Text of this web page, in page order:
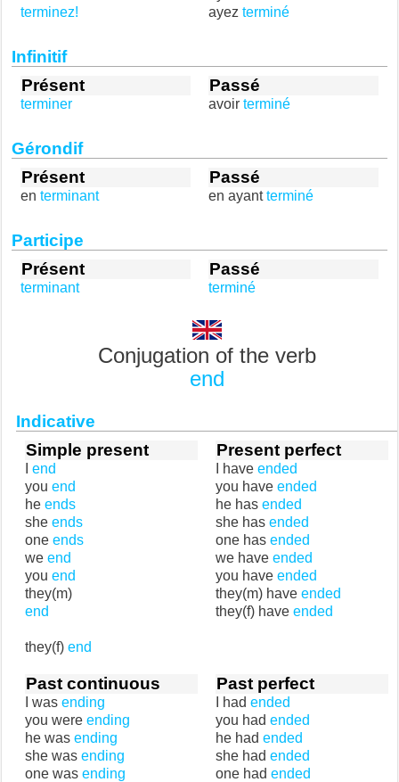
terminez!
ayez terminé
Infinitif
Présent
terminer
Passé
avoir terminé
Gérondif
Présent
en terminant
Passé
en ayantterminé
Participe
Présent
terminant
Passé
terminé
Conjugation of the verb
end
Indicative
Simple present
end
you end
he ends
she ends
one ends
we end
you end
they(m)
end
they(f) end
Present perfect
I have ended
you have ended
he has ended
she has ended
one has ended
we have ended
you have ended
they(m) have ended
they(f) have ended
Past continuous
I was ending
you were ending
he was ending
she was ending
one was ending
Past perfect
I had ended
you had ended
he had ended
she had ended
one had ended